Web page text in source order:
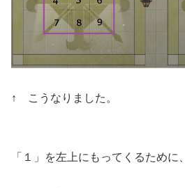
↑ こうなりました。
「１」を左上にもってくるために、